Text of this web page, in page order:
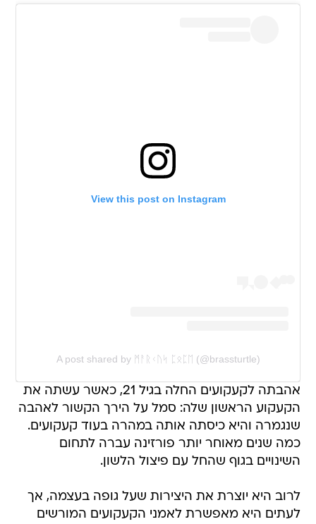
View this post on Instagram
A post shared by ᛗᚨᚱᚲᚢᛋ ᛈᛟᛈᛖ (@brassturtle)
אהבתה לקעקועים החלה בגיל 21, כאשר עשתה את
הקעקוע הראשון שלה: סמל על הירך הקשור לאהבה
שנגמרה והיא כיסתה אותה במהרה בעוד קעקועים.
כמה שנים מאוחר יותר פורזינה עברה לתחום
השינויים בגוף שהחל עם פיצול הלשון.
לרוב היא יוצרת את היצירות שעל גופה בעצמה, אך
לעתים היא מאפשרת לאמני הקעקועים המורשים